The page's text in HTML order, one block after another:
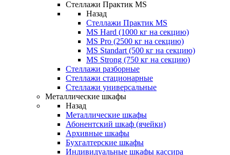
Стеллажи Практик MS
Назад
Стеллажи Практик MS
MS Hard (1000 кг на секцию)
MS Pro (2500 кг на секцию)
MS Standart (500 кг на секцию)
MS Strong (750 кг на секцию)
Стеллажи разборные
Стеллажи стационарные
Стеллажи универсальные
Металлические шкафы
Назад
Металлические шкафы
Абонентский шкаф (ячейки)
Архивные шкафы
Бухгалтерские шкафы
Индивидуальные шкафы кассира